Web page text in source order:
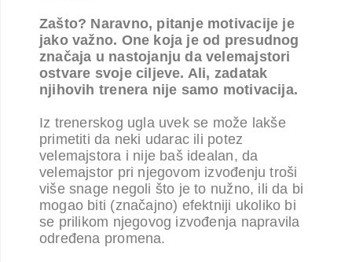
Zašto? Naravno, pitanje motivacije je
jako važno. One koja je od presudnog
značaja u nastojanju da velemajstori
ostvare svoje ciljeve. Ali, zadatak
njihovih trenera nije samo motivacija.
Iz trenerskog ugla uvek se može lakše
primetiti da neki udarac ili potez
velemajstora i nije baš idealan, da
velemajstor pri njegovom izvođenju troši
više snage negoli što je to nužno, ili da bi
mogao biti (značajno) efektniji ukoliko bi
se prilikom njegovog izvođenja napravila
određena promena.